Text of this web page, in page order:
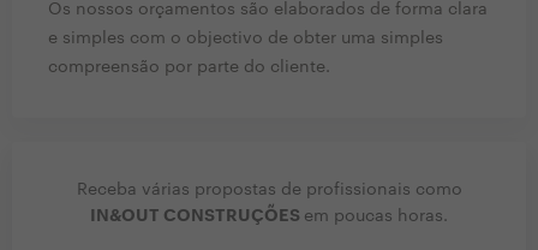
Os nossos orçamentos são elaborados de forma clara
e simples com o objectivo de obter uma simples
compreensão por parte do cliente.
Receba várias propostas de profissionais como
IN&OUT CONSTRUÇÕES em poucas horas.